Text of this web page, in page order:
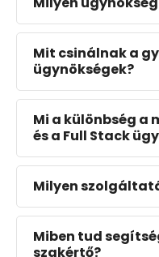
Mit csinálnak a
ügynökségek?
Mi a különbség a
és a Full Stack
Milyen
Miben tud
szakértő?